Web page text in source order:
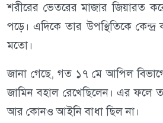
শরীরের ভেতরের মাজার জিয়ারত
পড়ে। এদিকে তার উপস্থিতিকে
মতো।
জানা গেছে, গত ১৭ মে আপিল
জামিন বহাল রেখেছিলেন। এর ফলে
আর কোনও আইনি বাধা ছিল না।